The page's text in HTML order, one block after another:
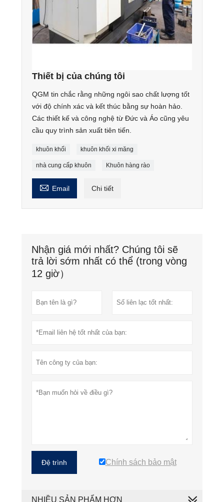
Thiết bị của chúng tôi
QGM tin chắc rằng những ngôi sao chất lượng tốt
với độ chính xác và kết thúc bằng sự hoàn hảo.
Các thiết kế và công nghệ từ Đức và Áo cũng yêu
cầu quy trình sản xuất tiên tiến.
khuôn khối khuôn khối xi măng
nhà cung cấp khuôn Khuôn hàng rào
 Email Chi tiết
Nhận giá mới nhất? Chúng tôi sẽ
trả lời sớm nhất có thể (trong vòng
12 giờ）
Đệ trình Chính sách bảo mật
NHIỀU SẢN PHẨM HƠN